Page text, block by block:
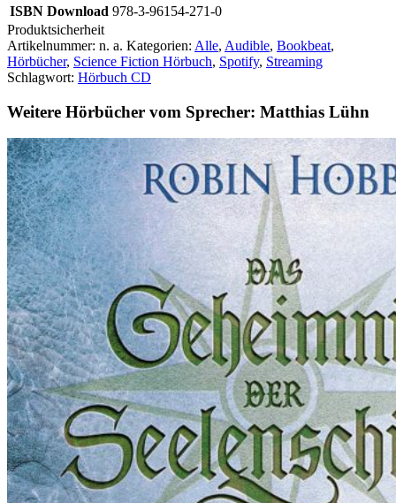
ISBN Download 978-3-96154-271-0
Produktsicherheit
Artikelnummer: n. a. Kategorien: Alle, Audible, Bookbeat,
Hörbücher, Science Fiction Hörbuch, Spotify, Streaming
Schlagwort: Hörbuch CD
Weitere Hörbücher vom Sprecher: Matthias Lühn